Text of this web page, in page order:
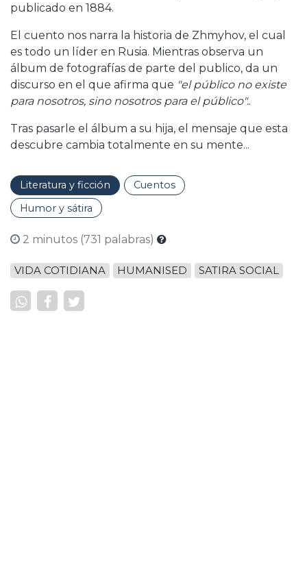
publicado en 1884.
El cuento nos narra la historia de Zhmyhov, el cual
es todo un líder en Rusia. Mientras observa un
álbum de fotografías de parte del publico, da un
discurso en el que afirma que "el público no existe
para nosotros, sino nosotros para el público"..
Tras pasarle el álbum a su hija, el mensaje que esta
descubre cambia totalmente en su mente...
Literatura y ficción
Cuentos
Humor y sátira
2 minutos (731 palabras)
VIDA COTIDIANA HUMANISED SATIRA SOCIAL